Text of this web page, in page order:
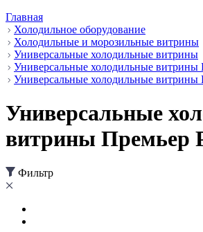
Главная
Холодильное оборудование
Холодильные и морозильные витрины
Универсальные холодильные витрины
Универсальные холодильные витрины
Универсальные холодильные витрины
Универсальные
витрины Премьер
Фильтр